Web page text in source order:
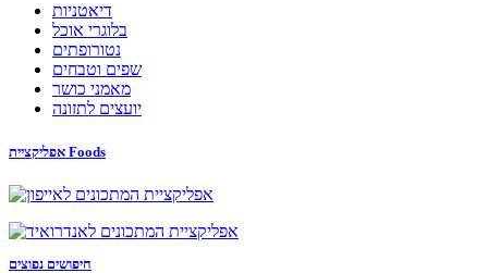
דיאטניות
בלוגרי אוכל
נטורופתים
שפים וטבחים
מאמני כושר
יועצים לתזונה
אפליקציית Foods
חיפושים נפוצים